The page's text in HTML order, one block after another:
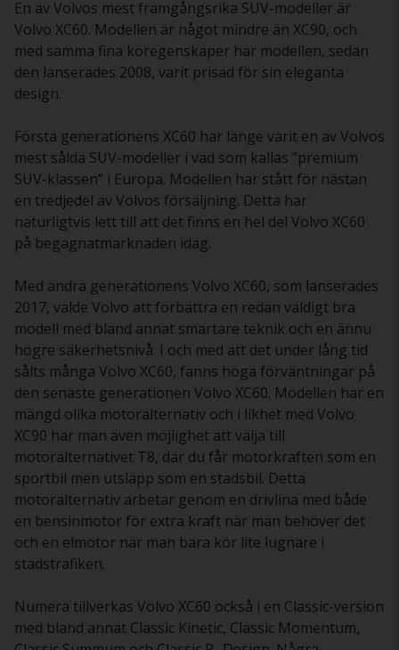
En av Volvos mest framgångsrika SUV-modeller är
Volvo XC60. Modellen är något mindre än XC90, och
med samma fina köregenskaper har modellen, sedan
den lanserades 2008, varit prisad för sin eleganta
design.
Första generationens XC60 har länge varit en av Volvos
mest sålda SUV-modeller i vad som kallas ”premium
SUV-klassen” i Europa. Modellen har stått för nästan
en tredjedel av Volvos försäljning. Detta har
naturligtvis lett till att det finns en hel del Volvo XC60
på begagnatmarknaden idag.
Med andra generationens Volvo XC60, som lanserades
2017, valde Volvo att förbättra en redan väldigt bra
modell med bland annat smartare teknik och en ännu
högre säkerhetsnivå. I och med att det under lång tid
sålts många Volvo XC60, fanns höga förväntningar på
den senaste generationen Volvo XC60. Modellen har en
mängd olika motoralternativ och i likhet med Volvo
XC90 har man även möjlighet att välja till
motoralternativet T8, där du får motorkraften som en
sportbil men utsläpp som en stadsbil. Detta
motoralternativ arbetar genom en drivlina med både
en bensinmotor för extra kraft när man behöver det
och en elmotor när man bara kör lite lugnare i
stadstrafiken.
Numera tillverkas Volvo XC60 också i en Classic-version
med bland annat Classic Kinetic, Classic Momentum,